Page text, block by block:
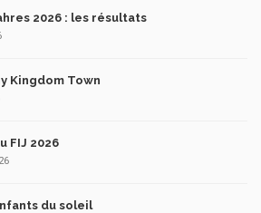
2026 : les résultats
Kingdom Town
FIJ 2026
du soleil